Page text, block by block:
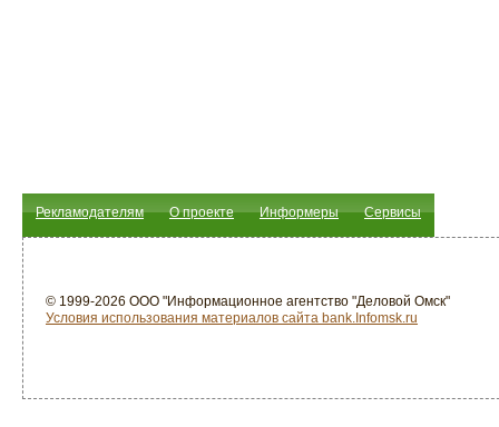
Рекламодателям О проекте Информеры Сервисы
© 1999-2026 ООО "Информационное агентство "Деловой Омск"
Условия использования материалов сайта bank.Infomsk.ru